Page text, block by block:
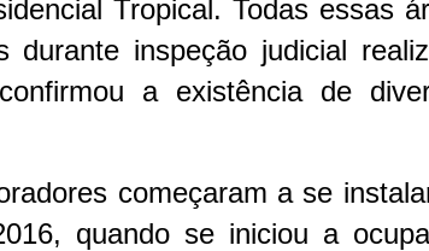
Tropical. Todas essas
durante inspeção judicial
a existência de
começaram a se
quando se iniciou a